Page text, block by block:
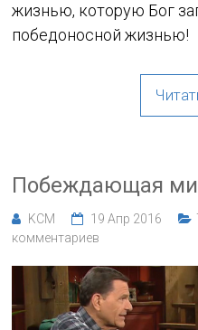
жизнью, которую Бог
победоносной жизнью!
Побеждающая
KCM 19 Апр 2016
комментариев